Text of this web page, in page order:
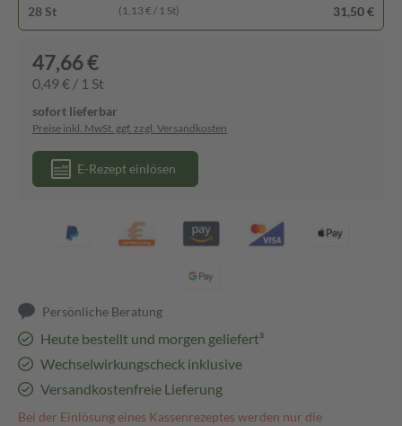
28 St (1,13 € / 1 St) 31,50 €
47,66 €
0,49 € / 1 St
sofort lieferbar
Preise inkl. MwSt. ggf. zzgl. Versandkosten
E-Rezept einlösen
Persönliche Beratung
Heute bestellt und morgen geliefert³
Wechselwirkungscheck inklusive
Versandkostenfreie Lieferung
Bei der Einlösung eines Kassenrezeptes werden nur die